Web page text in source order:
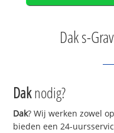
Dak s-
Daknodig?
Dak? Wij werken zowel
bieden een 24-